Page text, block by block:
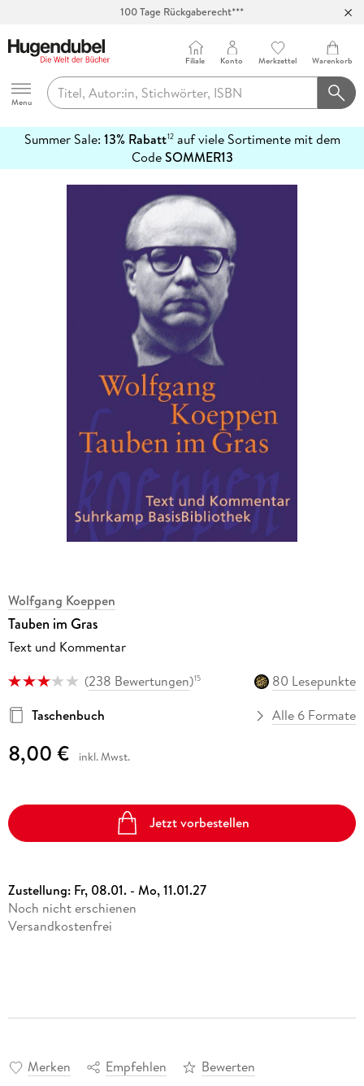
100 Tage Rückgaberecht***
Hugendubel
Menu
Filiale Konto Merkzettel Warenkorb
Summer Sale: 13% Rabatt12auf viele Sortimente mit dem
CodeSOMMER13
erfahren
Wolfgang Koeppen
Tauben im Gras
Text und Kommentar
(238 Bewertungen)15
80 Lesepunkte
Taschenbuch
Alle 6 Formate
8,00 € inkl. Mwst.
Jetzt vorbestellen
Zustellung: Fr, 08.01. - Mo, 11.01.27
Noch nicht erschienen
Versandkostenfrei
Merken Empfehlen Bewerten